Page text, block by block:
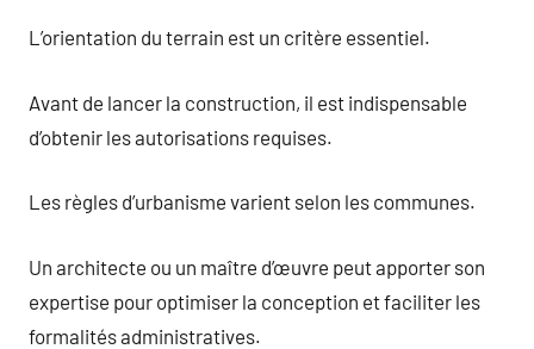
L’orientation du terrain est un critère essentiel.
Avant de lancer la construction, il est indispensable
d’obtenir les autorisations requises.
Les règles d’urbanisme varient selon les communes.
Un architecte ou un maître d’œuvre peut apporter son
expertise pour optimiser la conception et faciliter les
formalités administratives.